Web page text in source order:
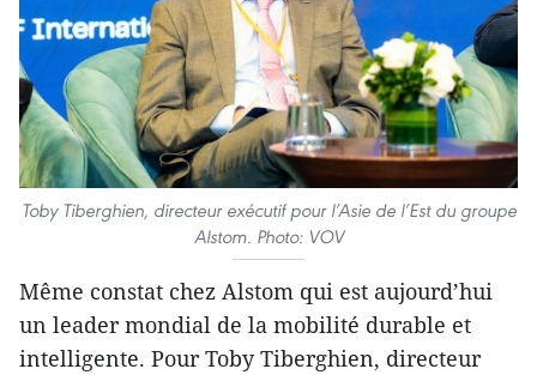
Toby Tiberghien, directeur exécutif pour l’Asie de l’Est du groupe
Alstom. Photo: VOV
Même constat chez Alstom qui est aujourd’hui
un leader mondial de la mobilité durable et
intelligente. Pour Toby Tiberghien, directeur